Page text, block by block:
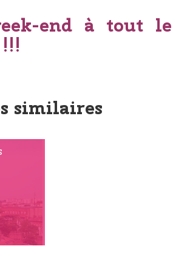
end à tout le
similaires